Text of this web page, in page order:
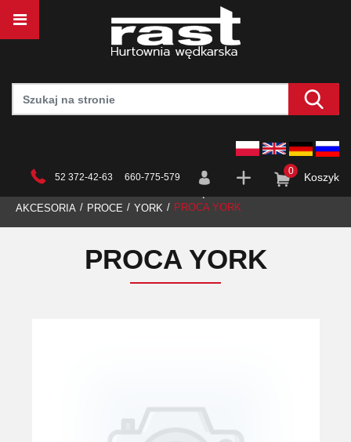
52 372-42-63 660-775-579
0 Koszyk
AKCESORIA
PROCE YORK PROCA YORK
PROCA YORK